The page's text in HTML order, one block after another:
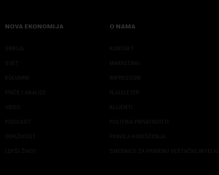
NOVA EKONOMIJA
SRBIJA
SVET
KOLUMNE
PRIČE I ANALIZE
VIDEO
PODCAST
ODRŽIVOST
LEPŠI ŽIVOT
O NAMA
KONTAKT
MARKETING
IMPRESSUM
NJUZLETER
KLIJENTI
POLITIKA PRIVATNOSTI
PRAVILA KORIŠĆENJA
SMERNICE ZA PRIMENU VEŠTAČKE